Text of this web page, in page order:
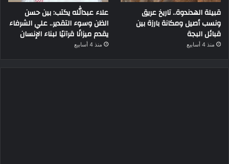
قبيلة الهدندوة.. تاريخ عريق
ونسب أصيل ومكانة بارزة بين
قبائل البجة
منذ 4 أسابيع
علاء عبدالله يكتب: بين حسن
الظن وسوء التقدير.. علي الشرفاء
يقدم ميزانًا قرآنيًا لبناء الإنسان
منذ 4 أسابيع